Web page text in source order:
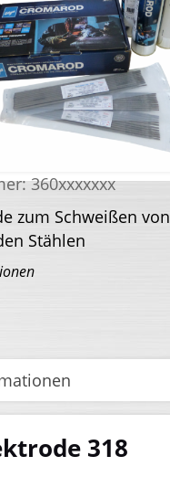
360xxxxxxx
zum Schweißen von
Stählen
318